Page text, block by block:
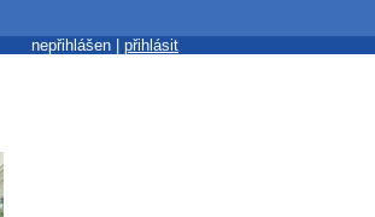
nepřihlášen | přihlásit